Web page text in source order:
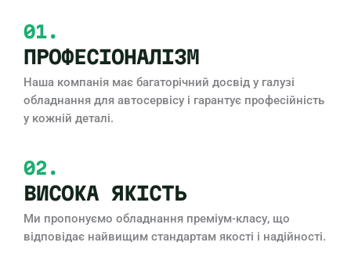
01.
ПРОФЕСІОНАЛІЗМ
Наша компанія має багаторічний досвід у галузі
обладнання для автосервісу і гарантує професійність
у кожній деталі.
02.
ВИСОКА ЯКІСТЬ
Ми пропонуємо обладнання преміум-класу, що
відповідає найвищим стандартам якості і надійності.